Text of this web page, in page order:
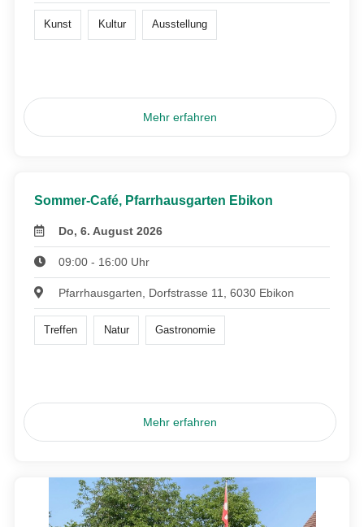
Kunst Kultur Ausstellung
Mehr erfahren
Sommer-Café, Pfarrhausgarten Ebikon
Do, 6. August 2026
09:00 - 16:00 Uhr
Pfarrhausgarten, Dorfstrasse 11, 6030 Ebikon
Treffen Natur Gastronomie
Mehr erfahren